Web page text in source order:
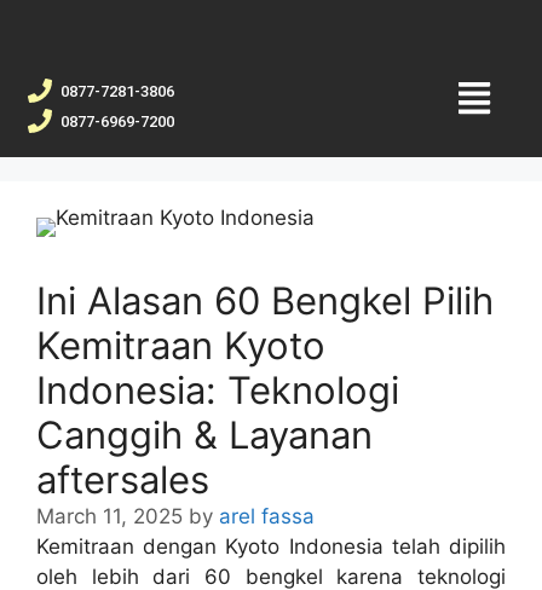
0877-7281-3806
0877-6969-7200
Ini Alasan 60 Bengkel Pilih
Kemitraan Kyoto
Indonesia: Teknologi
Canggih & Layanan
aftersales
March 11, 2025 by arel fassa
Kemitraan dengan Kyoto Indonesia telah dipilih
oleh lebih dari 60 bengkel karena teknologi